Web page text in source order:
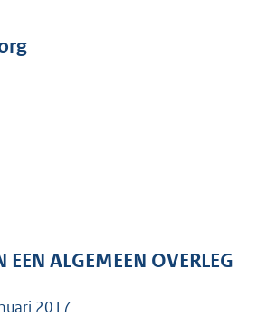
3
EEN ALGEMEEN OVERLEG
2017